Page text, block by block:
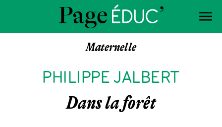
Maternelle
PHILIPPE JALBERT
Dans la forêt